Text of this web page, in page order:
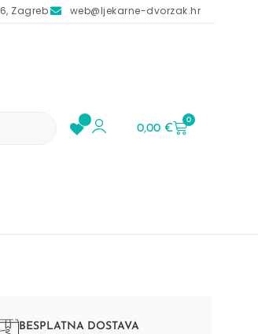
Zagreb web@ljekarne-dvorzak.hr
0,00€
0
BESPLATNA DOSTAVA